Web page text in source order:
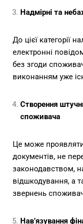
Надмірні та
До цієї категорії
електронні
без згоди
виконанням уже
Створення
споживача
Це може
документів, не
законодавством,
відшкодування, а
звернень
Нав’язування